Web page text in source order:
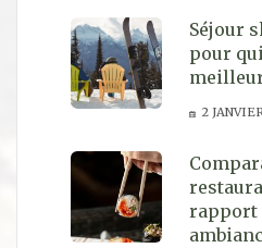
Séjour
pour
2
rapport